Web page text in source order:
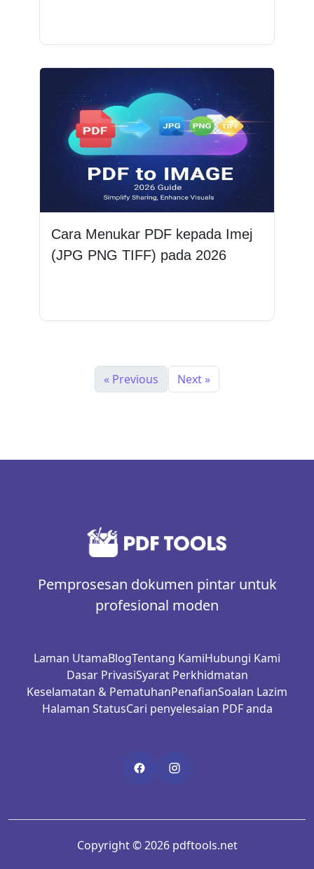
Cara Menukar PDF kepada Imej
(JPG PNG TIFF) pada 2026
« Previous Next »
Pemprosesan dokumen pintar untuk
profesional moden
Laman UtamaBlogTentang KamiHubungi Kami
Dasar PrivasiSyarat Perkhidmatan
Keselamatan & PematuhanPenafianSoalan Lazim
Halaman StatusCari penyelesaian PDF anda
Copyright © 2026 pdftools.net